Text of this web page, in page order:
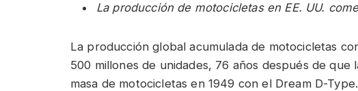
La producción de motocicletas en EE. UU.
La producción global acumulada de motocicletas
500 millones de unidades, 76 años después de que
masa de motocicletas en 1949 con el Dream D-